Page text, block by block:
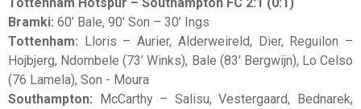
Bramki: 60’ Bale, 90' Son – 30’ Ings
Tottenham: Lloris – Aurier, Alderweireld, Dier, Reguilon –
Hojbjerg, Ndombele (73’ Winks), Bale (83' Bergwijn), Lo Celso
(76 Lamela), Son - Moura
Southampton: McCarthy – Salisu, Vestergaard, Bednarek,